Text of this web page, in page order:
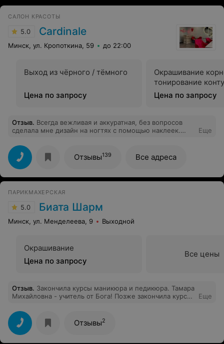
САЛОН КРАСОТЫ
5.0 Cardinale
Минск, ул. Кропоткина, 59 до 22:00
Выход из чёрного / тёмного
Цена по запросу
Окрашивание
тонирование
Цена по запросу
Отзыв. Всегда вежливая и аккуратная, без вопросов
сделала мне дизайн на ногтях с помощью наклеек.
Еще
Отзывы139 Все адреса
ПАРИКМАХЕРСКАЯ
5.0 Биата Шарм
Минск, ул. Менделеева, 9 Выходной
Окрашивание
Цена по запросу
Все цены
Отзыв. Закончила курсы маникюра и педикюра. Тамара
Михайловна - учитель от Бога! Позже закончила курс
Еще
Отзывы2